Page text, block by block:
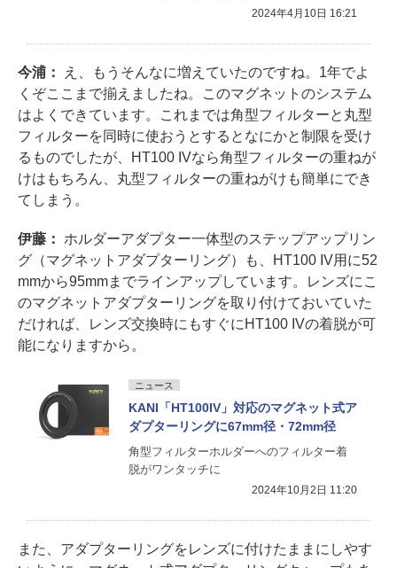
2024年4月10日 16:21
今浦：
え、もうそんなに増えていたのですね。1年でよ
くぞここまで揃えましたね。このマグネットのシステム
はよくできています。これまでは角型フィルターと丸型
フィルターを同時に使おうとするとなにかと制限を受け
るものでしたが、HT100 IVなら角型フィルターの重ねが
けはもちろん、丸型フィルターの重ねがけも簡単にでき
てしまう。
伊藤： ホルダーアダプター一体型のステップアップリン
グ（マグネットアダプターリング）も、HT100 IV用に52
mmから95mmまでラインアップしています。レンズにこ
のマグネットアダプターリングを取り付けておいていた
だければ、レンズ交換時にもすぐにHT100 IVの着脱が可
能になりますから。
ニュース
KANI「HT100IV」対応のマグネット式ア
ダプターリングに67mm径・72mm径
角型フィルターホルダーへのフィルター着
脱がワンタッチに
2024年10月2日 11:20
また、アダプターリングをレンズに付けたままにしやす